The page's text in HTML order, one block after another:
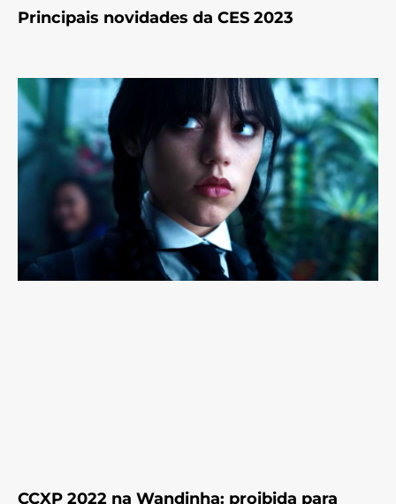
Principais novidades da CES 2023
CCXP 2022 na Wandinha: proibida para